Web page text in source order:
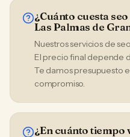
¿Cuánto cuesta
Las Palmas de
Nuestros servicios de
El precio final depende
Te damos presupuesto
compromiso.
¿En cuánto tiempo